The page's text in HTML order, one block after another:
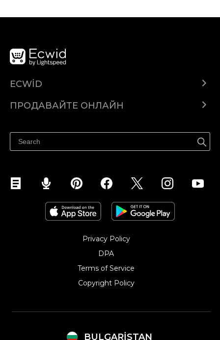
ECWID
Помощен център
ПРОДАВАЙТЕ ОНЛАЙН
Продавайте във Facebook
Продавайте в Instagram
Privacy Policy
DPA
Terms of Service
Copyright Policy‎
BULGARISTAN